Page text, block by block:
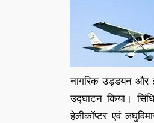
नागरिक उड्डयन और
उद्घाटन किया।
हेलीकॉप्टर एवं